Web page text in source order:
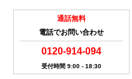
通話無料
電話でお問い合わせ
0120-914-094
受付時間 9:00 - 18:30